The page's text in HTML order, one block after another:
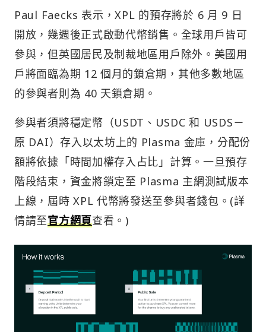
Paul Faecks 表示，XPL 的預存將於 6 月 9 日
開放，幾週後正式啟動代幣銷售。全球用戶皆可
參與，但英國居民及制裁地區用戶除外。美國用
戶將面臨為期 12 個月的鎖倉期，其他多數地區
的參與者則為 40 天鎖倉期。
參與者須將穩定幣（USDT、USDC 和 USDS－
原 DAI）存入以太坊上的 Plasma 金庫，分配份
額將依據「時間加權存入占比」計算。一旦預存
階段結束，資金將鎖定至 Plasma 主網測試版本
上線，屆時 XPL 代幣將發送至參與者錢包。(詳
情請至官方網頁查看。)